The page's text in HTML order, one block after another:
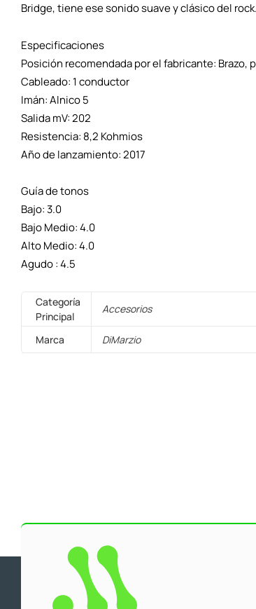
Bridge, tiene ese sonido suave y clásico del rock.
Especificaciones
Posición recomendada por el fabricante:
Cableado: 1 conductor
Imán: Alnico 5
Salida mV: 202
Resistencia: 8,2 Kohmios
Año de lanzamiento: 2017
Guía de tonos
Bajo: 3.0
Bajo Medio: 4.0
Alto Medio: 4.0
Agudo : 4.5
Categoría
Principal
Accesorios
Marca DiMarzio